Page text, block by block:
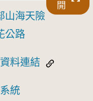
開
山海天險
公路
料連結
統